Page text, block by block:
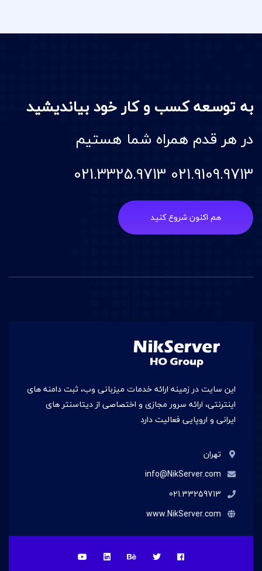
به توسعه کسب و کار خود بیاندیشید
در هر قدم همراه شما هستیم
021.9109.9713 021.3325.9713
هم اکنون شروع کنید
این سایت در زمينه ارائه خدمات میزبانی وب، ثبت دامنه های
اینترنتی، ارائه سرور مجازی و اختصاصی از دیتاسنتر های
ایرانی و اروپایی فعالیت دارد
تهران
info@NikServer.com
021.33259713
www.NikServer.com